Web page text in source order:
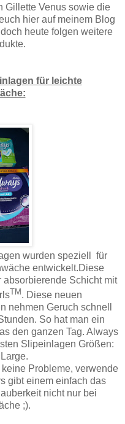
Gillette Venus sowie die
hier auf meinem Blog
heute folgen weitere
für leichte
wurden speziell für
entwickelt.Diese
Schicht mit
TM . Diese neuen
nehmen Geruch schnell
So hat man ein
den ganzen Tag. Always
Slipeinlagen Größen:
Probleme, verwende
gibt einem einfach das
nicht nur bei
;).